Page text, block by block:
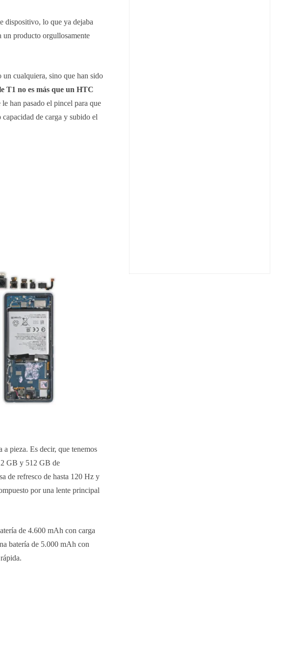
dispositivo, lo que ya dejaba
un producto orgullosamente
un cualquiera, sino que han sido
T1 no es más que un HTC
han pasado el pincel para que
de carga y subido el
pieza. Es decir, que tenemos
GB y 512 GB de
de refresco de hasta 120 Hz y
por una lente principal
de 4.600 mAh con carga
batería de 5.000 mAh con